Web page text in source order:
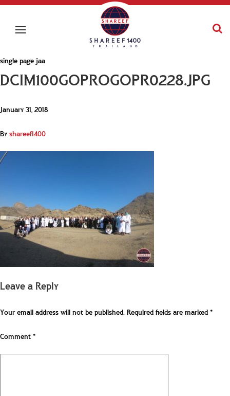
single page jaa
DCIM100GOPROGOPR0228.JPG
January 31, 2018
Byshareef1400
Leave a Reply
Your email address will not be published.Required fields are marked*
Comment*